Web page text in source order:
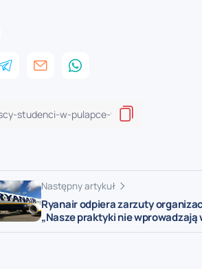
Następny artykuł
Ryanair odpiera zarzuty
„Nasze praktyki nie wprowadzają